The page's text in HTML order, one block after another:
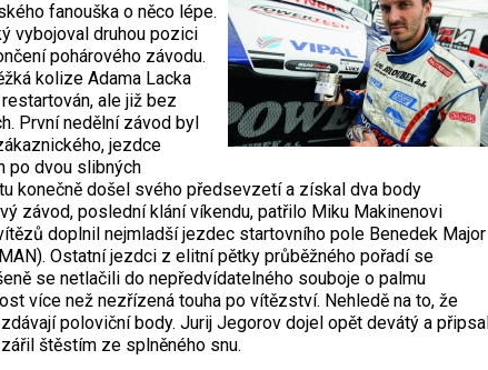
fanouška o něco lépe.
vybojoval druhou pozici
pohárového závodu.
kolize Adama Lacka
ale již bez
První nedělní závod byl
jezdce
po dvou slibných
konečně došel svého předsevzetí a získal dva body
závod, poslední klání víkendu, patřilo Miku Makinenovi
doplnil nejmladší jezdec startovního pole Benedek Major
Ostatní jezdci z elitní pětky průběžného pořadí se
se netlačili do nepředvídatelného souboje o palmu
více než nezřízená touha po vítězství. Nehledě na to, že
poloviční body. Jurij Jegorov dojel opět devátý a připsal
štěstím ze splněného snu.